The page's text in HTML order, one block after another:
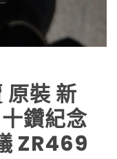
原裝 新
鑽紀念
ZR469